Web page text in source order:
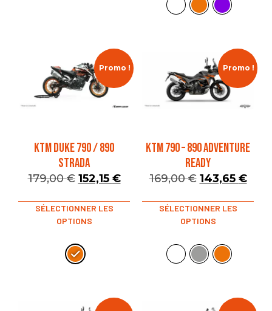
Promo !
KTM DUKE 790 / 890
STRADA
179,00€ 152,15 €
SÉLECTIONNER LES
OPTIONS
Promo !
KTM 790 – 890 ADVENTURE
READY
169,00€ 143,65 €
SÉLECTIONNER LES
OPTIONS